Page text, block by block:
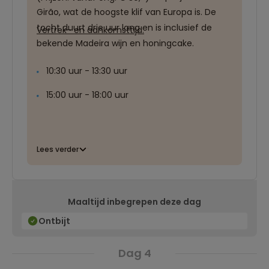
Girão, wat de hoogste klif van Europa is. De
tocht duurt drie uur lang en is inclusief de
bekende Madeira wijn en honingcake.
Vertrek- en aankomsttijd:
10:30 uur - 13:30 uur
15:00 uur - 18:00 uur
Lees verder
Maaltijd inbegrepen deze dag
Ontbijt
Dag 4